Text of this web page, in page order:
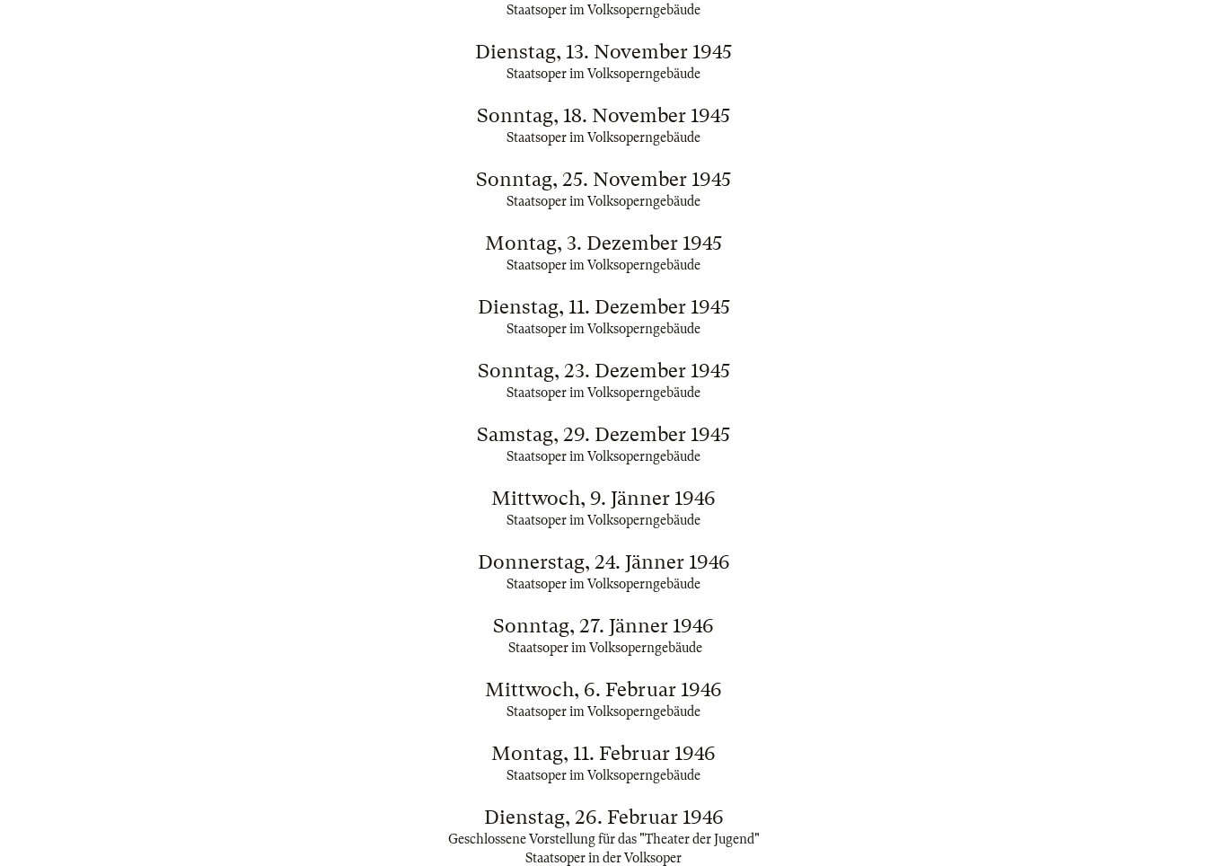
Staatsoper im Volksoperngebäude
Dienstag, 13. November 1945
Staatsoper im Volksoperngebäude
Sonntag, 18. November 1945
Staatsoper im Volksoperngebäude
Sonntag, 25. November 1945
Staatsoper im Volksoperngebäude
Montag, 3. Dezember 1945
Staatsoper im Volksoperngebäude
Dienstag, 11. Dezember 1945
Staatsoper im Volksoperngebäude
Sonntag, 23. Dezember 1945
Staatsoper im Volksoperngebäude
Samstag, 29. Dezember 1945
Staatsoper im Volksoperngebäude
Mittwoch, 9. Jänner 1946
Staatsoper im Volksoperngebäude
Donnerstag, 24. Jänner 1946
Staatsoper im Volksoperngebäude
Sonntag, 27. Jänner 1946
Staatsoper im Volksoperngebäude
Mittwoch, 6. Februar 1946
Staatsoper im Volksoperngebäude
Montag, 11. Februar 1946
Staatsoper im Volksoperngebäude
Dienstag, 26. Februar 1946
Geschlossene Vorstellung für das "Theater der Jugend"
Staatsoper in der Volksoper